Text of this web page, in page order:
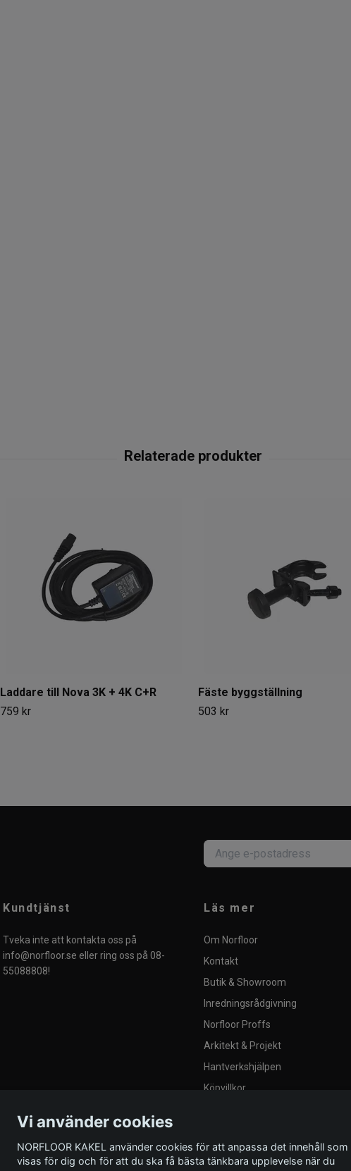
Laddare till Nova 3K + 4K C+R
759 kr
Fäste byggställning
503 kr
Kundtjänst
Tveka inte att kontakta oss på
info@norfloor.se eller ring oss på 08-
55088808!
Läs mer
Om Norfloor
Kontakt
Butik & Showroom
Inredningsrådgivning
Norfloor Proffs
Arkitekt & Projekt
Hantverkshjälpen
Köpvillkor
Provplattor
Vi använder cookies
NORFLOOR KAKEL använder cookies för att anpassa det innehåll som
visas för dig och för att du ska få bästa tänkbara upplevelse när du